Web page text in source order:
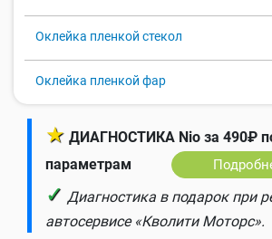
Оклейка пленкой стекол
Оклейка пленкой фар
★ ДИАГНОСТИКА Nio за 490₽
параметрам
✓ Диагностика в подарок при
автосервисе «Кволити Моторс».